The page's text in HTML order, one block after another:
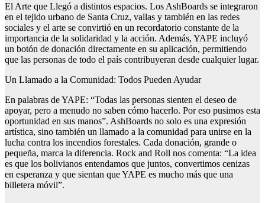
El Arte que Llegó a distintos espacios. Los AshBoards se integraron
en el tejido urbano de Santa Cruz, vallas y también en las redes
sociales y el arte se convirtió en un recordatorio constante de la
importancia de la solidaridad y la acción. Además, YAPE incluyó
un botón de donación directamente en su aplicación, permitiendo
que las personas de todo el país contribuyeran desde cualquier lugar.
Un Llamado a la Comunidad: Todos Pueden Ayudar
En palabras de YAPE: “Todas las personas sienten el deseo de
apoyar, pero a menudo no saben cómo hacerlo. Por eso pusimos esta
oportunidad en sus manos”. AshBoards no solo es una expresión
artística, sino también un llamado a la comunidad para unirse en la
lucha contra los incendios forestales. Cada donación, grande o
pequeña, marca la diferencia. Rock and Roll nos comenta: “La idea
es que los bolivianos entendamos que juntos, convertimos cenizas
en esperanza y que sientan que YAPE es mucho más que una
billetera móvil”.